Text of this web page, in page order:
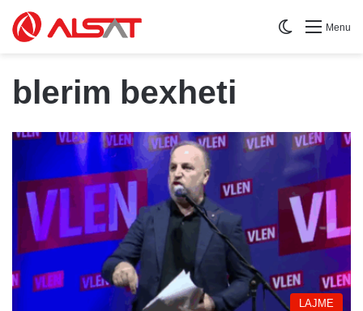
Menu
Switch skin
blerim bexheti
LAJME